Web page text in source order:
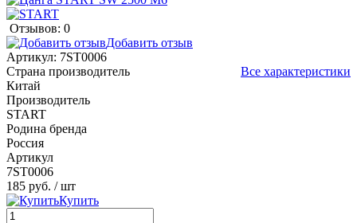
Отзывов: 0
Добавить отзыв
Артикул: 7ST0006
Все характеристики
Страна производитель
Китай
Производитель
START
Родина бренда
Россия
Артикул
7ST0006
185 руб. / шт
Купить